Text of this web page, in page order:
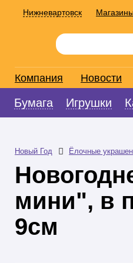
Нижневартовск
Компания Новости
Бумага Игрушки
Новый Год Ёлочные
мини", в
9см